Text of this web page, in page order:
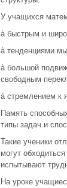
У учащихся
à быстрым и
à тенденциями
à большой
свободным
à стремлением к
Память
типы задач и
Такие ученики
могут
испытывают
На уроке